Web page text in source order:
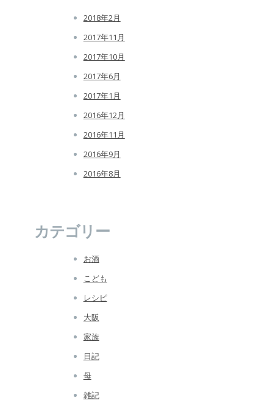
2018年2月
2017年11月
2017年10月
2017年6月
2017年1月
2016年12月
2016年11月
2016年9月
2016年8月
カテゴリー
お酒
こども
レシピ
大阪
家族
日記
母
雑記